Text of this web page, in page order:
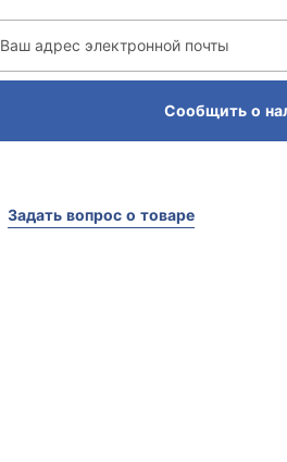
Ваш адрес электронной почты
Сообщить о
Задать вопрос о товаре